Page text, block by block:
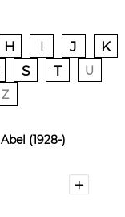
H I J
K
S T U
Z
(1928-)